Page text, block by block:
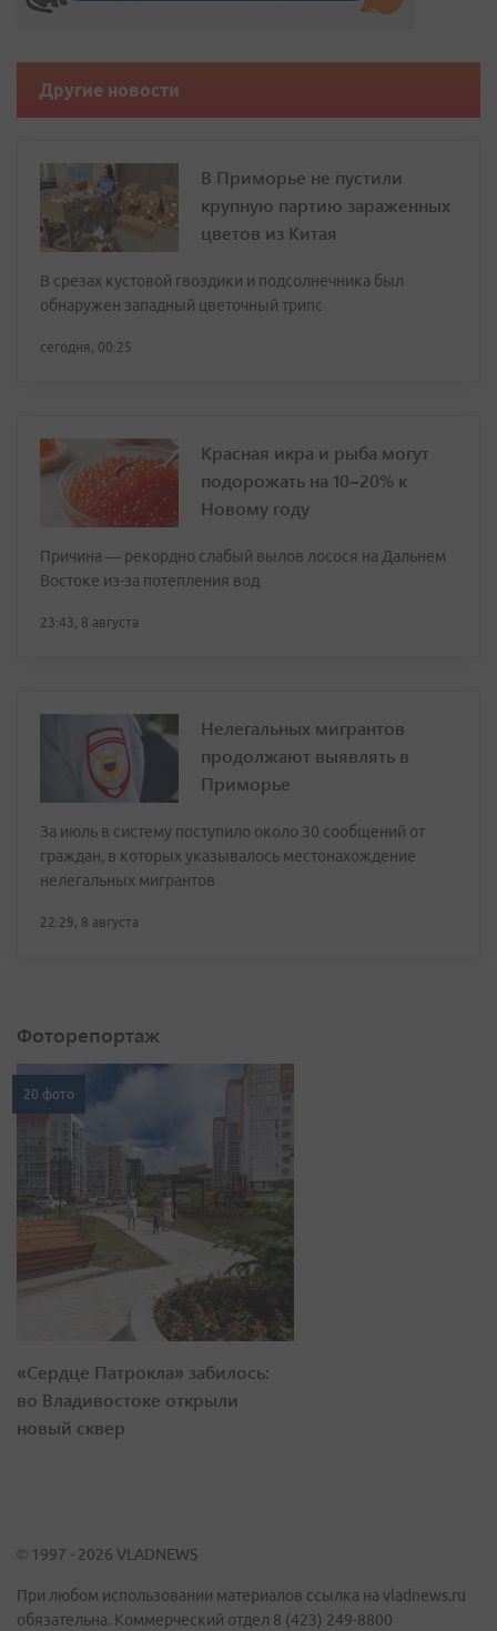
Другие новости
В Приморье не пустили
крупную партию зараженных
цветов из Китая
В срезах кустовой гвоздики и подсолнечника был
обнаружен западный цветочный трипс
сегодня, 00:25
Красная икра и рыба могут
подорожать на 10–20% к
Новому году
Причина — рекордно слабый вылов лосося на Дальнем
Востоке из-за потепления вод
23:43, 8 августа
Нелегальных мигрантов
продолжают выявлять в
Приморье
За июль в систему поступило около 30 сообщений от
граждан, в которых указывалось местонахождение
нелегальных мигрантов
22:29, 8 августа
Фоторепортаж
20 фото
«Сердце Патрокла» забилось:
во Владивостоке открыли
новый сквер
© 1997 - 2026 VLADNEWS
При любом использовании материалов ссылка на vladnews.ru
обязательна. Коммерческий отдел 8 (423) 249-8800